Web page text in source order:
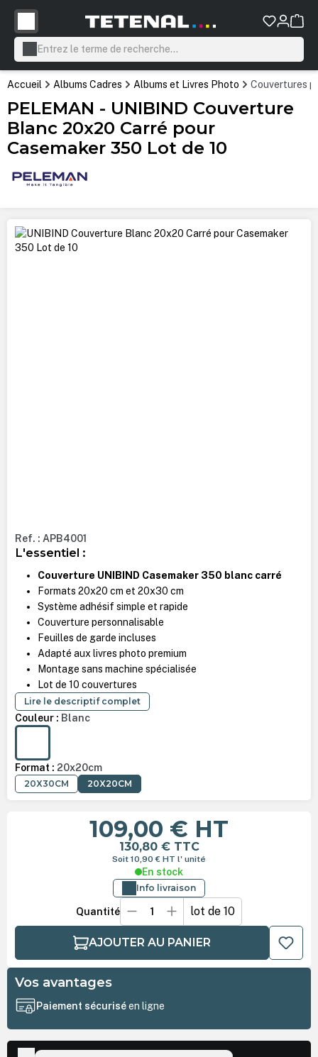
principal
Accueil Albums Cadres Albums et Livres Photo Couvertures
PELEMAN - UNIBIND Couverture
Blanc 20x20 Carré pour
Casemaker 350 Lot de 10
Ignorer la galerie d'images
Ref. : APB4001
L'essentiel :
Couverture UNIBIND Casemaker 350 blanc carré
Formats 20x20 cm et 20x30 cm
Système adhésif simple et rapide
Couverture personnalisable
Feuilles de garde incluses
Adapté aux livres photo premium
Montage sans machine spécialisée
Lot de 10 couvertures
Lire le descriptif complet
Couleur : Blanc
Format : 20x20cm
20X30CM 20X20CM
109,00 € HT
130,80 € TTC
Soit 10,90 € HT l' unité
En stock
Info livraison
Quantité lot de 10
AJOUTER AU PANIER
Vos avantages
Paiement sécuriséen ligne